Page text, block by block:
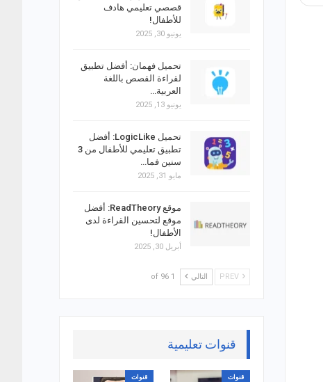
قصصي تعليمي هادف
للأطفال!
يونيو 30, 2025
تحميل فهمان: أفضل تطبيق
لقراءة القصص باللغة
العربية…
يونيو 13, 2025
تحميل LogicLike: أفضل
تطبيق تعليمي للأطفال من 3
سنين فما…
مايو 31, 2025
موقع ReadTheory: أفضل
موقع لتحسين القراءة لدى
الأطفال!
أبريل 30, 2025
التالي 1 of 96
قنوات تعليمية
قنوات قنوات